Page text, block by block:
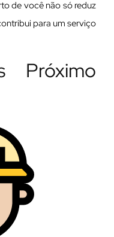
de você não só reduz
para um serviço
Próximo